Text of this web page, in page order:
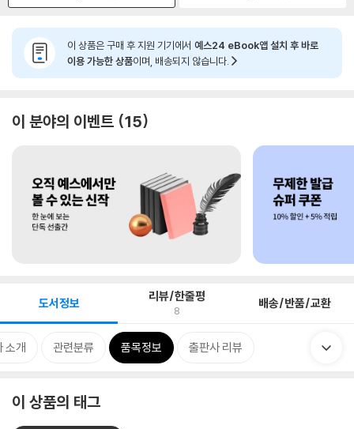
이 상품은 구매 후 지원 기기에서 예스24 eBook앱 설치 후 바로
이용 가능한 상품이며, 배송되지 않습니다.
이 분야의 이벤트 15
도서정보 리뷰/한줄평
8 배송/반품/교환
소개 관련분류 품목정보 출판사 리뷰
이 상품의 태그